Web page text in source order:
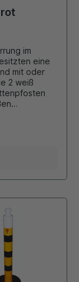
im
eine
Ovalprofil)
Öse
Pfosten und